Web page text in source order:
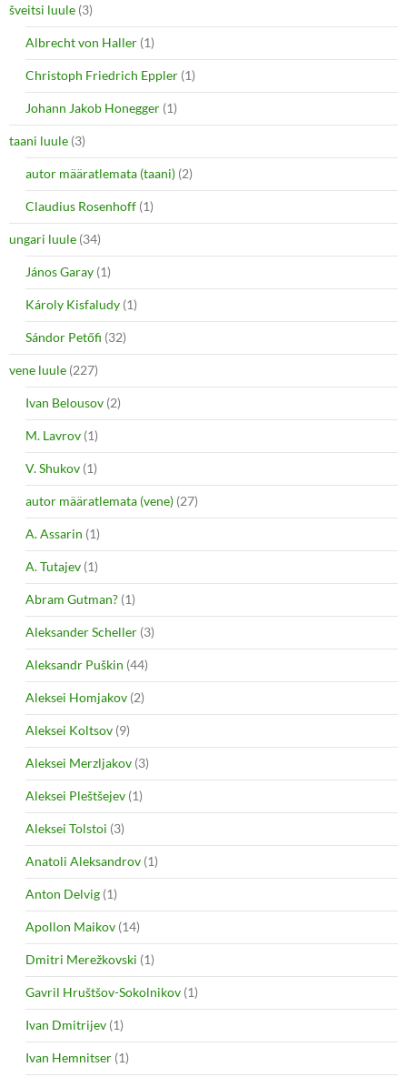
šveitsi luule (3)
Albrecht von Haller (1)
Christoph Friedrich Eppler (1)
Johann Jakob Honegger (1)
taani luule (3)
autor määratlemata (taani) (2)
Claudius Rosenhoff (1)
ungari luule (34)
János Garay (1)
Károly Kisfaludy (1)
Sándor Petőfi (32)
vene luule (227)
Ivan Belousov (2)
M. Lavrov (1)
V. Shukov (1)
autor määratlemata (vene) (27)
A. Assarin (1)
A. Tutajev (1)
Abram Gutman? (1)
Aleksander Scheller (3)
Aleksandr Puškin (44)
Aleksei Homjakov (2)
Aleksei Koltsov (9)
Aleksei Merzljakov (3)
Aleksei Pleštšejev (1)
Aleksei Tolstoi (3)
Anatoli Aleksandrov (1)
Anton Delvig (1)
Apollon Maikov (14)
Dmitri Merežkovski (1)
Gavril Hruštšov-Sokolnikov (1)
Ivan Dmitrijev (1)
Ivan Hemnitser (1)